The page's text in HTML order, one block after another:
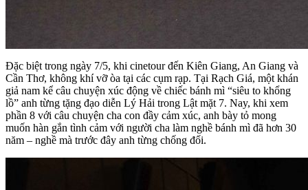
Đặc biệt trong ngày 7/5, khi cinetour đến Kiên Giang, An Giang và
Cần Thơ, không khí vỡ òa tại các cụm rạp. Tại Rạch Giá, một khán
giả nam kể câu chuyện xúc động về chiếc bánh mì “siêu to khổng
lồ” anh từng tặng đạo diễn Lý Hải trong Lật mặt 7. Nay, khi xem
phần 8 với câu chuyện cha con đầy cảm xúc, anh bày tỏ mong
muốn hàn gắn tình cảm với người cha làm nghề bánh mì đã hơn 30
năm – nghề mà trước đây anh từng chống đối.